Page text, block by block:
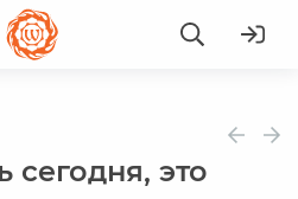
сегодня, это